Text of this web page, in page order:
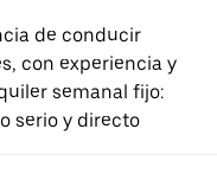
de conducir
con experiencia y
semanal fijo:
serio y directo